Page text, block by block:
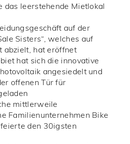
das leerstehende Mietlokal
auf der
Sisters“, welches auf
abzielt, hat eröffnet
hat sich die innovative
angesiedelt und
offenen Tür für
mittlerweile
Familienunternehmen Bike
den 30igsten